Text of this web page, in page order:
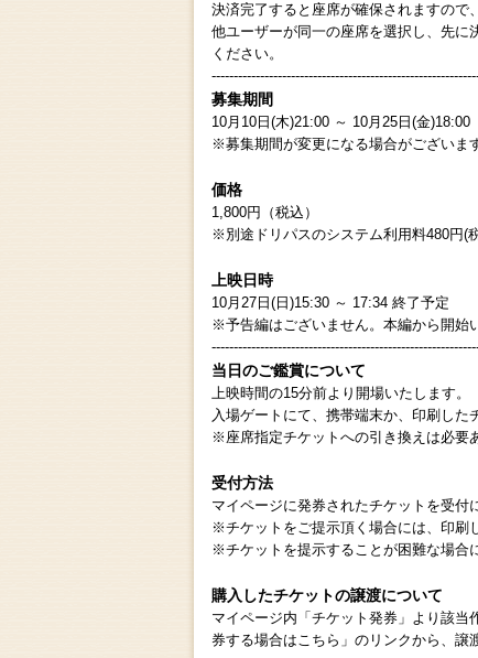
決済完了すると座席が確保されますので
他ユーザーが同一の座席を選択し、先に
ください。
募集期間
10月10日(木)21:00 ～ 10月25日(金)18:00
※募集期間が変更になる場合がございま
価格
1,800円（税込）
※別途ドリパスのシステム利用料480円(
上映日時
10月27日(日)15:30 ～ 17:34 終了予定
※予告編はございません。本編から開始
当日のご鑑賞について
上映時間の15分前より開場いたします。
入場ゲートにて、携帯端末か、印刷した
※座席指定チケットへの引き換えは必要
受付方法
マイページに発券されたチケットを受付
※チケットをご提示頂く場合には、印刷
※チケットを提示することが困難な場合
購入したチケットの譲渡について
マイページ内「チケット発券」より該
券する場合はこちら」のリンクから、譲